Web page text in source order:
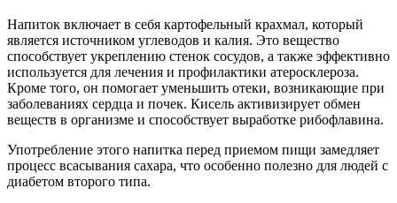
Напиток включает в себя картофельный крахмал, который
является источником углеводов и калия. Это вещество
способствует укреплению стенок сосудов, а также эффективно
используется для лечения и профилактики атеросклероза.
Кроме того, он помогает уменьшить отеки, возникающие при
заболеваниях сердца и почек. Кисель активизирует обмен
веществ в организме и способствует выработке рибофлавина.
Употребление этого напитка перед приемом пищи замедляет
процесс всасывания сахара, что особенно полезно для людей с
диабетом второго типа.